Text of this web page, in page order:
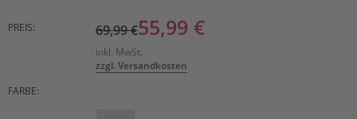
PREIS: 69,99 €55,99 €
inkl. MwSt.
zzgl. Versandkosten
FARBE: